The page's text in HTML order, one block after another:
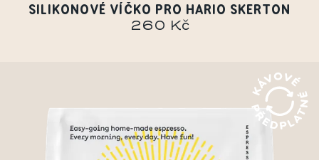
SILIKONOVÉ VÍČKO PRO HARIO SKERTON
260 Kč